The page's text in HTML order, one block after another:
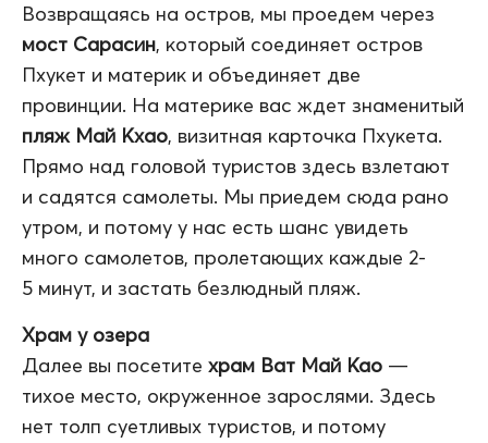
Возвращаясь на остров, мы проедем через
мост Сарасин, который соединяет остров
Пхукет и материк и объединяет две
провинции. На материке вас ждет знаменитый
пляж Май Кхао, визитная карточка Пхукета.
Прямо над головой туристов здесь взлетают
и садятся самолеты. Мы приедем сюда рано
утром, и потому у нас есть шанс увидеть
много самолетов, пролетающих каждые 2-
5 минут, и застать безлюдный пляж.
Храм у озера
Далее вы посетите храм Ват Май Као —
тихое место, окруженное зарослями. Здесь
нет толп суетливых туристов, и потому